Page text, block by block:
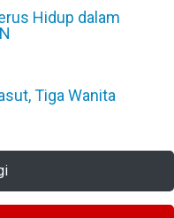
Hidup dalam
Tiga Wanita